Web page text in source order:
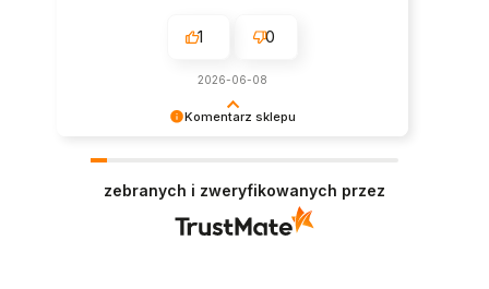
Komentarz sklepu
1 0
2026-06-08
zebranych i zweryfikowanych przez